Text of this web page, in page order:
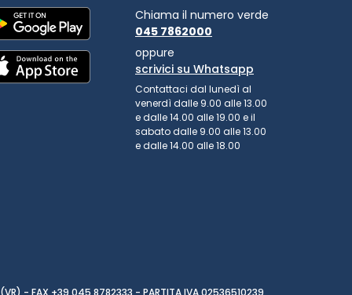
Chiama il numero verde
045 7862000
oppure
scrivici su Whatsapp
Contattaci dal lunedì al
venerdì dalle 9.00 alle 13.00
e dalle 14.00 alle 19.00 e il
sabato dalle 9.00 alle 13.00
e dalle 14.00 alle 18.00
(VR) - FAX +39 045 8782333 - PARTITA IVA 02536510239